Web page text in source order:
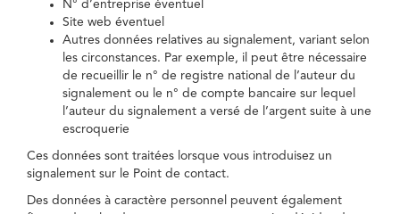
N° d’entreprise éventuel
Site web éventuel
Autres données relatives au signalement, variant selon
les circonstances. Par exemple, il peut être nécessaire
de recueillir le n° de registre national de l’auteur du
signalement ou le n° de compte bancaire sur lequel
l’auteur du signalement a versé de l’argent suite à une
escroquerie
Ces données sont traitées lorsque vous introduisez un
signalement sur le Point de contact.
Des données à caractère personnel peuvent également